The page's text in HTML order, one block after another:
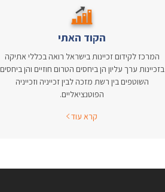
הקוד האתי
המרכז לקידום זכיינות בישראל רואה בכללי אתיקה
בזכיינות ערך עליון הן ביחסים הטרום חוזיים והן ביחסים
השוטפים בין רשת מזכה לבין זכייניה וזכייניה
הפוטנציאליים.
קרא עוד